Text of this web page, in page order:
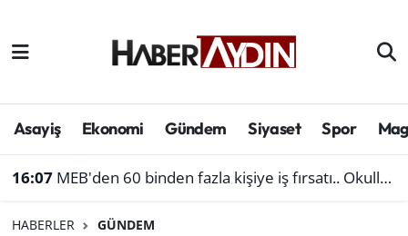
Asayiş Ekonomi Gündem Siyaset Spor
16:07 MEB'den 60 binden fazla kişiye iş fırsatı.. Okullara personel alınacak
HABERLER GÜNDEM
Afyonkarahisar
Çevre
Aydın Hava Durumu
Süper Lig Puan Durumu ve Fikstür